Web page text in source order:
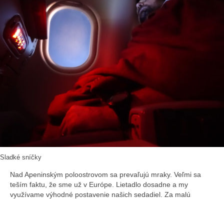
Sladké sníčky
Nad Apeninským poloostrovom sa prevaľujú mraky. Veľmi sa
teším faktu, že sme už v Európe. Lietadlo dosadne a my
využívame výhodné postavenie našich sedadiel. Za malú